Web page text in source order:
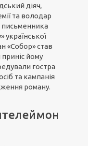
діяч,
та володар
письменника
української
«Собор» став
йому
гостра
та кампанія
роману.